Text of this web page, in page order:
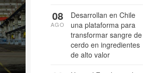
Desarrollan en Chile
una plataforma para
transformar sangre de
cerdo en ingredientes
de alto valor
08
AGO